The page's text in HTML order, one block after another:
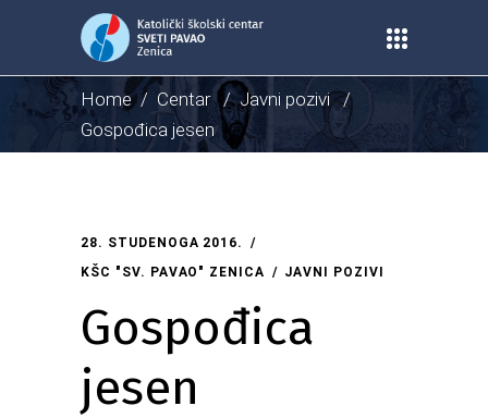
Home/Centar /Javni pozivi /
Gospođica jesen
28. STUDENOGA 2016.
KŠC "SV. PAVAO" ZENICA
JAVNI POZIVI
Gospođica
jesen